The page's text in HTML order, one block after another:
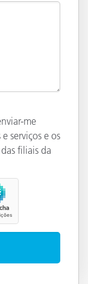
me
serviços e os
filiais da